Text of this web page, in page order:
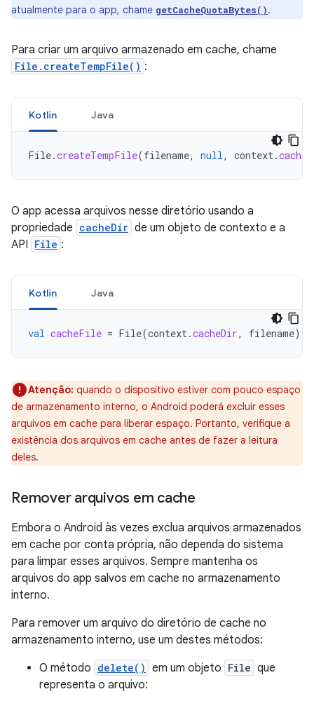
atualmente para o app, chame getCacheQuotaBytes().
Para criar um arquivo armazenado em cache, chame
File.createTempFile() :
Kotlin Java
File.createTempFile(filename, null, context.
O app acessa arquivos nesse diretório usando a
propriedade cacheDir de um objeto de contexto e a
API File :
Kotlin Java
val cacheFile = File(context.cacheDir, filename)
Atenção: quando o dispositivo estiver com pouco espaço
de armazenamento interno, o Android poderá excluir esses
arquivos em cache para liberar espaço. Portanto, verifique a
existência dos arquivos em cache antes de fazer a leitura
deles.
Remover arquivos em cache
Embora o Android às vezes exclua arquivos armazenados
em cache por conta própria, não dependa do sistema
para limpar esses arquivos. Sempre mantenha os
arquivos do app salvos em cache no armazenamento
interno.
Para remover um arquivo do diretório de cache no
armazenamento interno, use um destes métodos:
O método delete() em um objeto File que
representa o arquivo: